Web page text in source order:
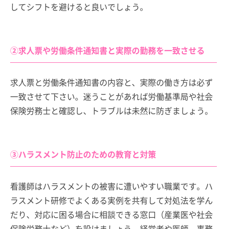
してシフトを避けると良いでしょう。
②求人票や労働条件通知書と実際の勤務を一致させる
求人票と労働条件通知書の内容と、実際の働き方は必ず
一致させて下さい。迷うことがあれば労働基準局や社会
保険労務士と確認し、トラブルは未然に防ぎましょう。
③ハラスメント防止のための教育と対策
看護師はハラスメントの被害に遭いやすい職業です。ハ
ラスメント研修でよくある実例を共有して対処法を学ん
だり、対応に困る場合に相談できる窓口（産業医や社会